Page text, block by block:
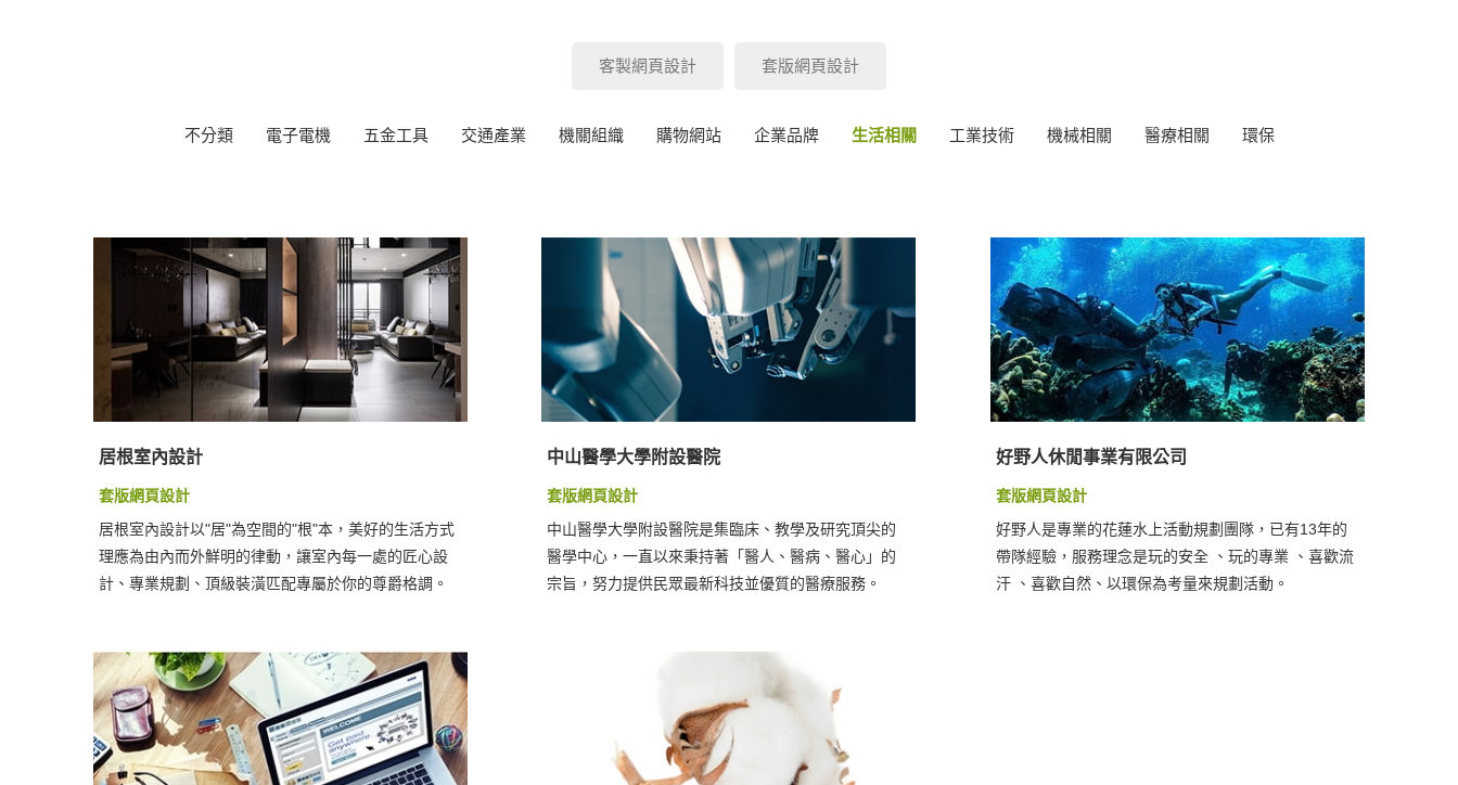
客製網頁設計 套版網頁設計
不分類 電子電機 五金工具 交通產業 機關組織 購物網站 企業品牌 生活相關 工業技術 機械相關 醫療相關 環保
居根室內設計
套版網頁設計
居根室內設計以"居"為空間的"根"本，美好的生活方式
理應為由內而外鮮明的律動，讓室內每一處的匠心設
計、專業規劃、頂級裝潢匹配專屬於你的尊爵格調。
中山醫學大學附設醫院
套版網頁設計
中山醫學大學附設醫院是集臨床、教學及研究頂尖的
醫學中心，一直以來秉持著「醫人、醫病、醫心」的
宗旨，努力提供民眾最新科技並優質的醫療服務。
好野人休閒事業有限公司
套版網頁設計
好野人是專業的花蓮水上活動規劃團隊，已有13年的
帶隊經驗，服務理念是玩的安全 、玩的專業 、喜歡流
汗 、喜歡自然、以環保為考量來規劃活動。